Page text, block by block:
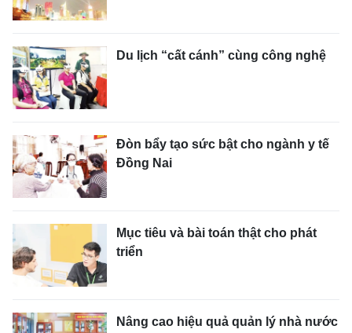
Du lịch “cất cánh” cùng công nghệ
Đòn bẩy tạo sức bật cho ngành y tế
Đồng Nai
Mục tiêu và bài toán thật cho phát
triển
Nâng cao hiệu quả quản lý nhà nước